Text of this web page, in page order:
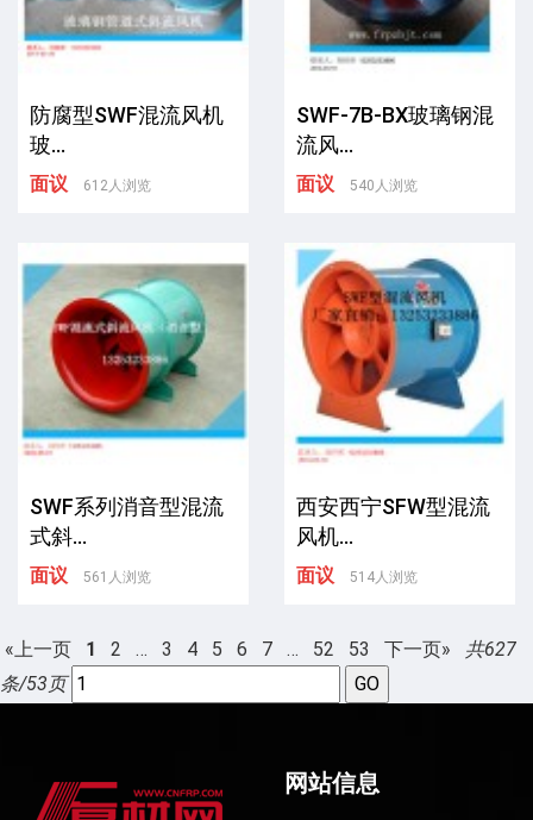
防腐型SWF混流风机
玻...
面议 612人浏览
SWF-7B-BX玻璃钢混
流风...
面议 540人浏览
SWF系列消音型混流
式斜...
面议 561人浏览
西安西宁SFW型混流
风机...
面议 514人浏览
«上一页 1 2 … 3 4 5 6 7 … 52 53 下一页»
共627
条/53页
网站信息